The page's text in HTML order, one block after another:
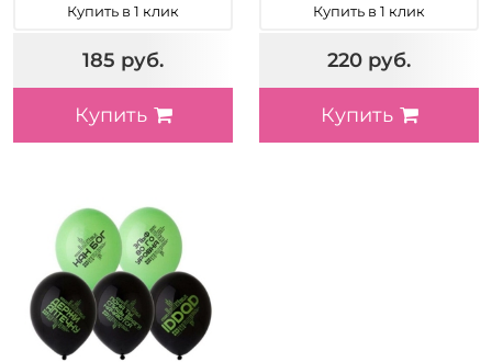
Купить в 1 клик
185 руб.
Купить
Купить в 1 клик
220 руб.
Купить